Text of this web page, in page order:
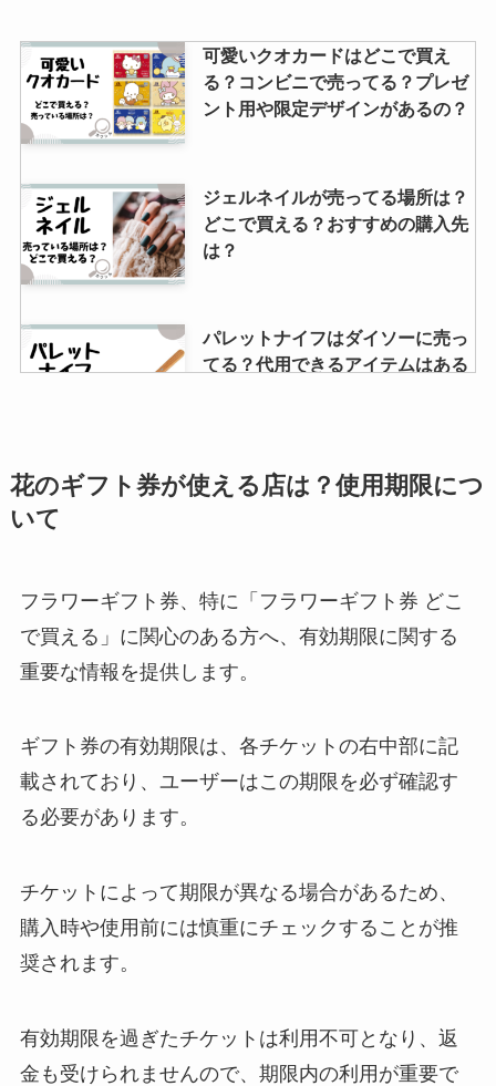
可愛いクオカードはどこで買え
る？コンビニで売ってる？プレゼ
ント用や限定デザインがあるの？
ジェルネイルが売ってる場所は？
どこで買える？おすすめの購入先
は？
パレットナイフはダイソーに売っ
てる？代用できるアイテムはある
galaxy充電器の純正はどこで買え
る？充電器がついてない理由やお
場所は？？
マウスピースはドンキホーテで買
える？どこに売ってるの？
イソジンはどこで買える？
Amazonやスーパーに売ってる？
heraのクッションファンデはどこ
で買える？ドンキに売ってる？取
花のギフト券が使える店は？使用期限につ
いて
フラワーギフト券、特に「フラワーギフト券 どこ
で買える」に関心のある方へ、有効期限に関する
重要な情報を提供します。
ギフト券の有効期限は、各チケットの右中部に記
載されており、ユーザーはこの期限を必ず確認す
る必要があります。
チケットによって期限が異なる場合があるため、
購入時や使用前には慎重にチェックすることが推
奨されます。
有効期限を過ぎたチケットは利用不可となり、返
金も受けられませんので、期限内の利用が重要で